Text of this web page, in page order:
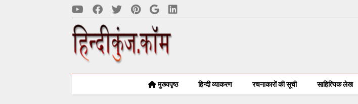
मुख्यपृष्ठ हिन्दी व्याकरण रचनाकारों की सूची साहित्यिक लेख